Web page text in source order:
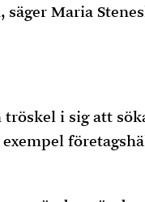
Maria
i sig att